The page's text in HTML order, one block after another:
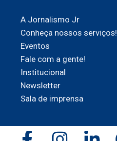
A Jornalismo Jr
Conheça nossos serviços!
Eventos
Fale com a gente!
Institucional
Newsletter
Sala de imprensa